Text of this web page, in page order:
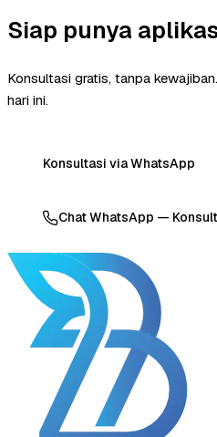
Siap punya
Konsultasi gratis, tanpa
hari ini.
Konsultasi via WhatsApp
Chat WhatsApp —